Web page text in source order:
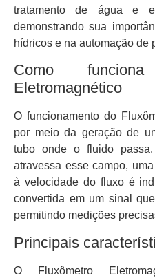
tratamento de água e
demonstrando sua
hídricos e na automação de
Como
Eletromagnético
O funcionamento do
por meio da geração de
tubo onde o fluido
atravessa esse campo,
à velocidade do fluxo é
convertida em um sinal
permitindo medições
Principais
O Fluxômetro